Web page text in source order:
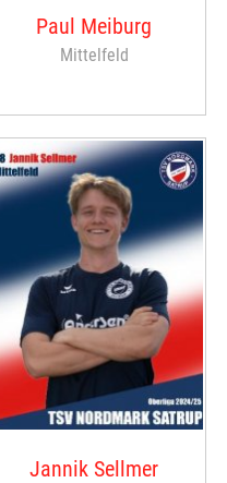
Paul Meiburg
Mittelfeld
Jannik Sellmer